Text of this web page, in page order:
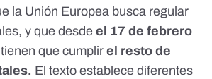
la Unión Europea busca regular
y que desde el 17 de febrero
que cumplirel resto de
El texto establece diferentes